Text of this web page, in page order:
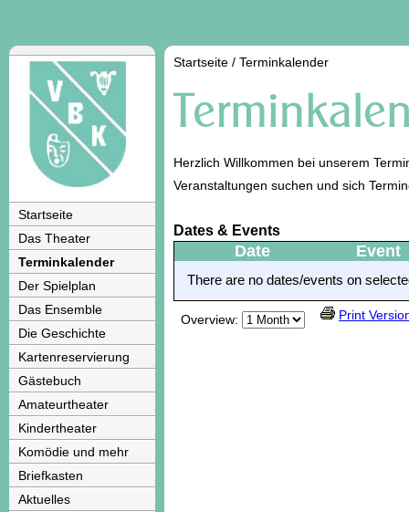
Startseite
Das Theater
Terminkalender
Der Spielplan
Das Ensemble
Die Geschichte
Kartenreservierung
Gästebuch
Amateurtheater
Kindertheater
Komödie und mehr
Briefkasten
Aktuelles
Startseite / Terminkalender
Herzlich Willkommen bei unserem
Veranstaltungen suchen und sich
Dates & Events
Date Event
There are no dates/events on
Overview: Print